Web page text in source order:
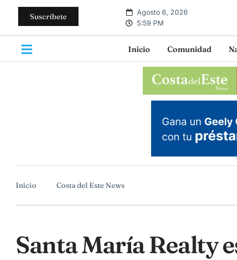
Suscríbete
Agosto 6, 2026
5:59 PM
Inicio Comunidad
Inicio Costa del Este News
Santa María Realty